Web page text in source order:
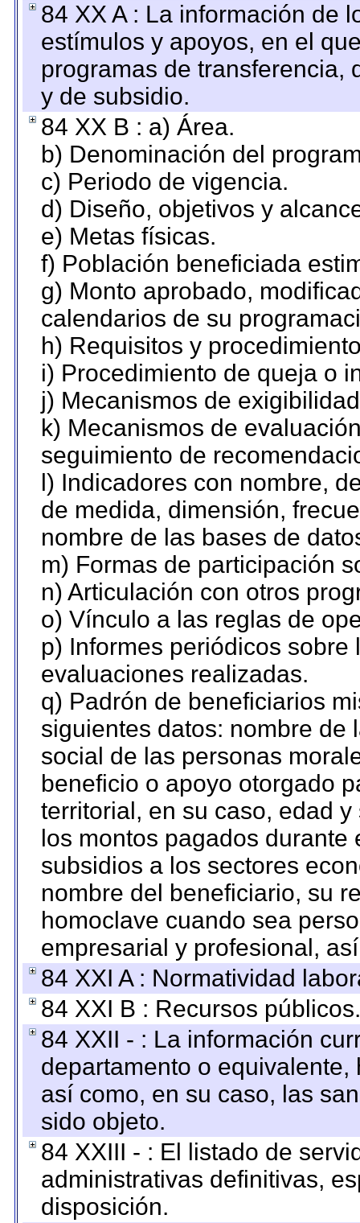
84 XX A : La información de
estímulos y apoyos, en el
programas de transferencia,
y de subsidio.
84 XX B : a) Área.
b) Denominación del
c) Periodo de vigencia.
d) Diseño, objetivos y
e) Metas físicas.
f) Población beneficiada
g) Monto aprobado,
calendarios de su
h) Requisitos y
i) Procedimiento de queja o
j) Mecanismos de
k) Mecanismos de
seguimiento de
l) Indicadores con nombre,
de medida, dimensión,
nombre de las bases de
m) Formas de participación
n) Articulación con otros
o) Vínculo a las reglas de
p) Informes periódicos
evaluaciones realizadas.
q) Padrón de beneficiarios
siguientes datos: nombre de
social de las personas
beneficio o apoyo otorgado
territorial, en su caso, edad
los montos pagados
subsidios a los sectores
nombre del beneficiario, su
homoclave cuando sea
empresarial y profesional,
84 XXI A : Normatividad
84 XXI B : Recursos públicos.
84 XXII - : La información
departamento o
así como, en su caso, las
sido objeto.
84 XXIII - : El listado de
administrativas definitivas,
disposición.